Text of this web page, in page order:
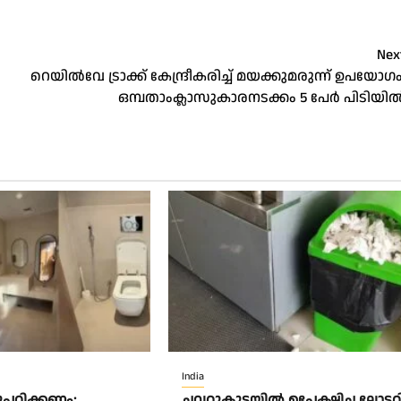
റെയില്‍വേ ട്രാക്ക് കേന്ദ്രീകരിച്ച് മയക്കുമരുന്ന്
ഒമ്പതാംക്ലാസുകാരനടക്കം 5 പേര്‍
India